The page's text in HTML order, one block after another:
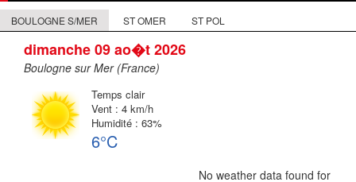
BOULOGNE S/MER ST OMER ST POL
dimanche 09 ao�t 2026
Boulogne sur Mer (France)
Temps clair
Vent : 4 km/h
Humidité : 63%
6°C
No weather data found for